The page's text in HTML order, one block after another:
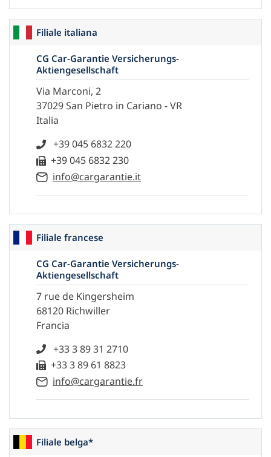
Filiale italiana
CG Car-Garantie Versicherungs-
Aktiengesellschaft
Via Marconi, 2
37029 San Pietro in Cariano - VR
Italia
+39 045 6832 220
+39 045 6832 230
info@cargarantie.it
Filiale francese
CG Car-Garantie Versicherungs-
Aktiengesellschaft
7 rue de Kingersheim
68120 Richwiller
Francia
+33 3 89 31 2710
+33 3 89 61 8823
info@cargarantie.fr
Filiale belga*